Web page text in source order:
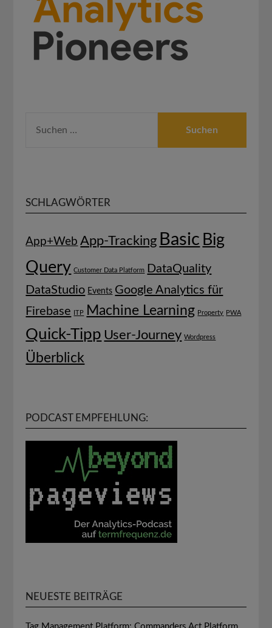
NACH:
SCHLAGWÖRTER
App+Web App-Tracking Basic Big
Query Customer Data Platform
DataQuality
DataStudio Events Google Analytics für
Firebase
ITP Machine Learning Property PWA
Quick-Tipp User-Journey Wordpress
Überblick
PODCAST EMPFEHLUNG:
NEUESTE BEITRÄGE